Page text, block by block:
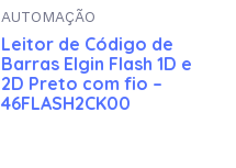
AUTOMAÇÃO
Leitor de Código de
Barras Elgin Flash 1D e
2D Preto com fio –
46FLASH2CK00